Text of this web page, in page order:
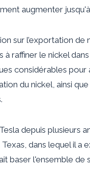
augmenter jusqu'à
sur l’exportation
raffiner le nickel
considérables pour
du nickel, ainsi
depuis plusieurs
dans lequel il a
baser l'ensemble de